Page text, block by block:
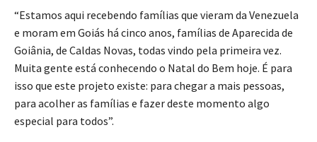
“Estamos aqui recebendo famílias que vieram da Venezuela
e moram em Goiás há cinco anos, famílias de Aparecida de
Goiânia, de Caldas Novas, todas vindo pela primeira vez.
Muita gente está conhecendo o Natal do Bem hoje. É para
isso que este projeto existe: para chegar a mais pessoas,
para acolher as famílias e fazer deste momento algo
especial para todos”.